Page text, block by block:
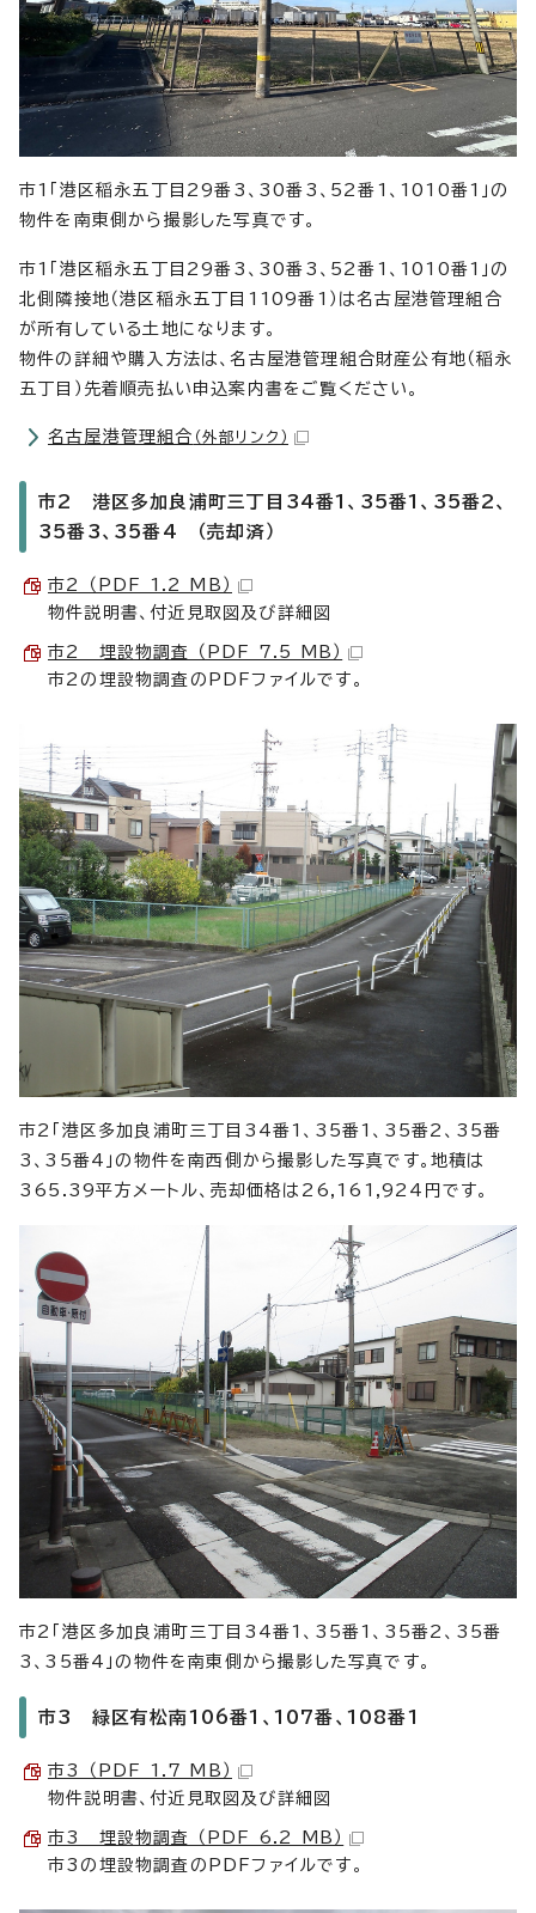
市1「港区稲永五丁目29番3、30番3、52番1、1010番1」の
物件を南東側から撮影した写真です。
市1「港区稲永五丁目29番3、30番3、52番1、1010番1」の
北側隣接地（港区稲永五丁目1109番1）は名古屋港管理組合
が所有している土地になります。
物件の詳細や購入方法は、名古屋港管理組合財産公有地（稲永
五丁目）先着順売払い申込案内書をご覧ください。
名古屋港管理組合 （外部リンク）
市2 港区多加良浦町三丁目34番1、35番1、35番2、
35番3、35番4 （売却済）
市2 （PDF 1.2 MB）
物件説明書、付近見取図及び詳細図
市2 埋設物調査 （PDF 7.5 MB）
市2の埋設物調査のPDFファイルです。
市2「港区多加良浦町三丁目34番1、35番1、35番2、35番
3、35番4」の物件を南西側から撮影した写真です。地積は
365.39平方メートル、売却価格は26,161,924円です。
市2「港区多加良浦町三丁目34番1、35番1、35番2、35番
3、35番4」の物件を南東側から撮影した写真です。
市3 緑区有松南106番1、107番、108番1
市3 （PDF 1.7 MB）
物件説明書、付近見取図及び詳細図
市3 埋設物調査 （PDF 6.2 MB）
市3の埋設物調査のPDFファイルです。